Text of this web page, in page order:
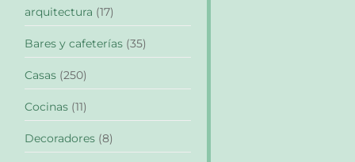
arquitectura (17)
Bares y cafeterías (35)
Casas (250)
Cocinas (11)
Decoradores (8)